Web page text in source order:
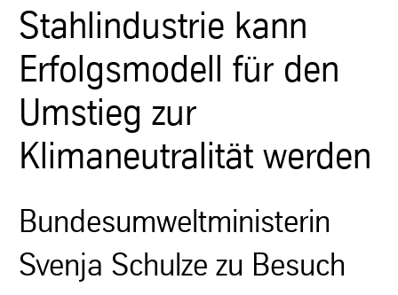
Stahlindustrie kann
Erfolgsmodell für den
Umstieg zur
Klimaneutralität werden
Bundesumweltministerin
Svenja Schulze zu Besuch